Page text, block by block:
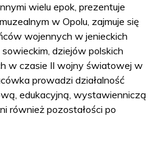
wielu epok, prezentuje
w Opolu, zajmuje się
wojennych w jenieckich
dziejów polskich
w czasie II wojny światowej w
prowadzi działalność
edukacyjną, wystawienniczą
również pozostałości po